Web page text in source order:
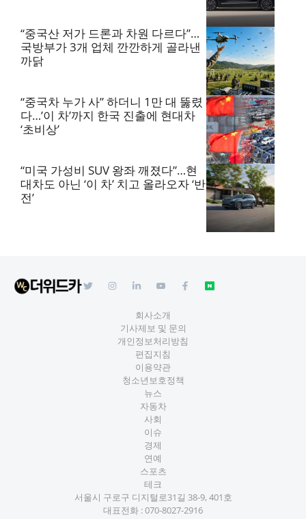
“중국산 저가 드론과 차원 다르다”…
국방부가 3개 업체 깐깐하게 골라낸
까닭
“중국차 누가 사” 하더니 1만 대 뚫렸
다…’이 차’까지 한국 진출에 현대차
‘초비상’
“미국 가성비 SUV 왕좌 깨졌다”…현
대차도 아닌 ‘이 차’ 치고 올라오자 ‘반
전’
회사소개
기사제보 및 문의
개인정보처리방침
편집지침
이용약관
청소년보호정책
뉴스
자동차
사회
이슈
경제
연예
스포츠
테크
서울시 구로구 디지털로31길 38-9, 401호
대표전화 :070-8027-2916